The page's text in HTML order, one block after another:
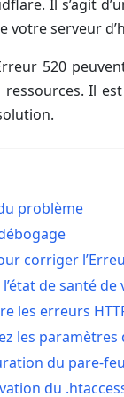
Il s’agit
votre serveur
520
ressources. Il
problème
corriger
de santé
les erreurs
les
du pare-feu
du